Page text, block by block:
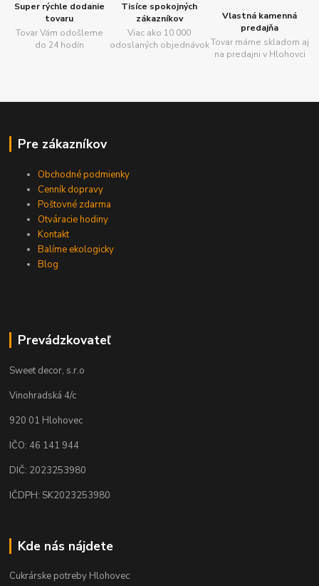
Super rýchle dodanie
tovaru
Tovar Vám odošleme
do 24 hodín
Tisíce spokojných
zákazníkov
Viac ako 10 000
odoslaných objednávok
Vlastná kamenná
predajňa
Tovar máme skladom aj
na predajni v Hlohovci
Pre zákazníkov
Obchodné podmienky
Cenník dopravy
Poštovné zdarma
Otváracie hodiny
Kontakt
Balíme ekologicky
Blog
Prevádzkovateľ
Sweet decor, s.r.o
Vinohradská 4/c
920 01 Hlohovec
IČO: 46 141 944
DIČ: 2023253980
IČDPH: SK2023253980
Kde nás nájdete
Cukrárske potreby Hlohovec